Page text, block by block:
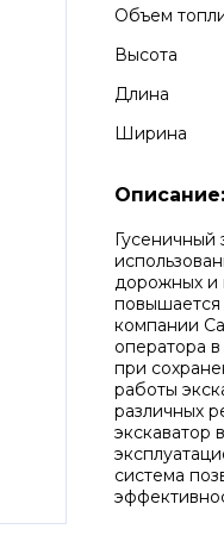
Объем
Высота
Длина
Ширина
Описание:
Гусеничный
дорожных и
компании
оператора
при
работы
различных
экскаватор
система